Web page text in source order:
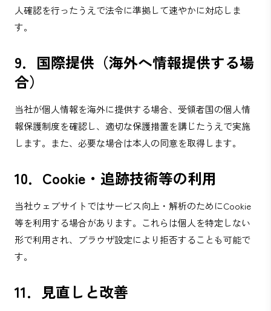
人確認を行ったうえで法令に準拠して速やかに対応しま
す。
9．国際提供（海外へ情報提供する場
合）
当社が個人情報を海外に提供する場合、受領者国の個人情
報保護制度を確認し、適切な保護措置を講じたうえで実施
します。また、必要な場合は本人の同意を取得します。
10．Cookie・追跡技術等の利用
当社ウェブサイトではサービス向上・解析のためにCookie
等を利用する場合があります。これらは個人を特定しない
形で利用され、ブラウザ設定により拒否することも可能で
す。
11．見直しと改善